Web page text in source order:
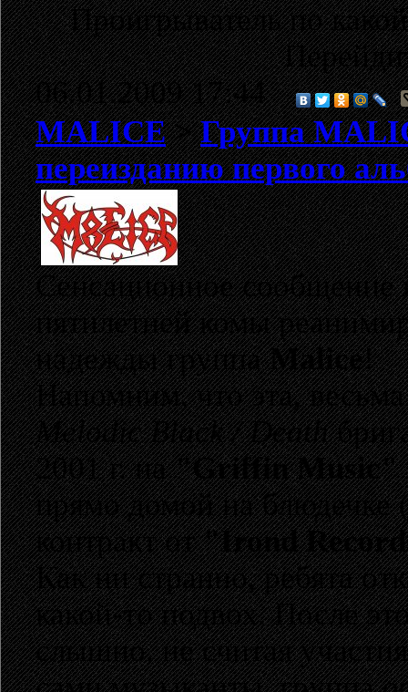
Проигрыватель по
06.01.2009 17:44
MALICE>Группа
переизданию первого
Сенсационное сообщение
пятилетней комы
надежды группаMalice!
Напомним, что эта,
Melodic Black / Death
2001 г. на"Griffin Music"
прямо домой на блюдечке
контракт от"Irond
Как ни странно, ребята
какой-то подвох. После
слышно, не считая